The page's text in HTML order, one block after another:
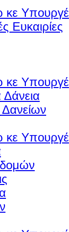
κε Υπουργέ
Ευκαιρίες
κε Υπουργέ
Δάνεια
Δανείων
κε Υπουργέ